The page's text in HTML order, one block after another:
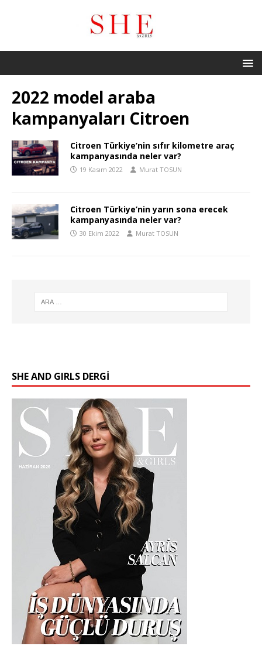
2022 model araba
kampanyaları Citroen
Citroen Türkiye’nin sıfır kilometre araç
kampanyasında neler var?
19 Kasım 2022 Murat TOSUN
Citroen Türkiye’nin yarın sona erecek
kampanyasında neler var?
30 Ekim 2022 Murat TOSUN
SHE AND GIRLS DERGİ